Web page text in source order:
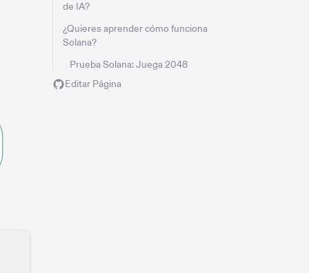
de IA?
¿Quieres aprender cómo funciona
Solana?
Prueba Solana: Juega 2048
Editar Página